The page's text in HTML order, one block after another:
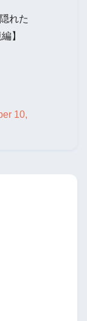
れた
】
10,